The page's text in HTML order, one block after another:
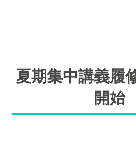
夏期集中講義履
開始